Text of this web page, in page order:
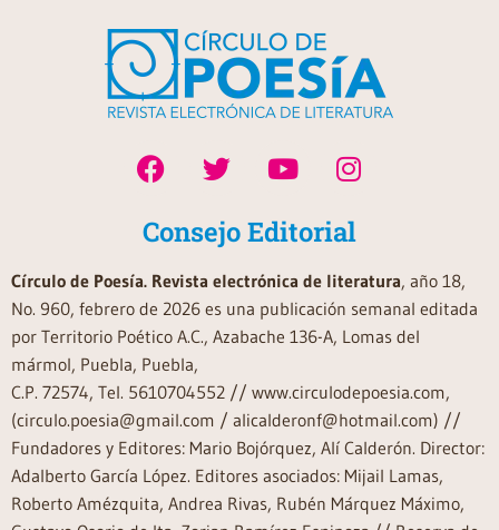
Consejo Editorial
Círculo de Poesía. Revista electrónica de literatura, año 18,
No. 960, febrero de 2026 es una publicación semanal editada
por Territorio Poético A.C., Azabache 136-A, Lomas del
mármol, Puebla, Puebla,
C.P. 72574, Tel. 5610704552 // www.circulodepoesia.com,
(circulo.poesia@gmail.com / alicalderonf@hotmail.com) //
Fundadores y Editores: Mario Bojórquez, Alí Calderón. Director:
Adalberto García López. Editores asociados: Mijail Lamas,
Roberto Amézquita, Andrea Rivas, Rubén Márquez Máximo,